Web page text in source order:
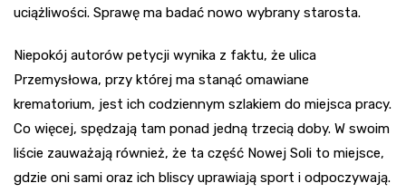
uciążliwości. Sprawę ma badać nowo wybrany starosta.
Niepokój autorów petycji wynika z faktu, że ulica
Przemysłowa, przy której ma stanąć omawiane
krematorium, jest ich codziennym szlakiem do miejsca pracy.
Co więcej, spędzają tam ponad jedną trzecią doby. W swoim
liście zauważają również, że ta część Nowej Soli to miejsce,
gdzie oni sami oraz ich bliscy uprawiają sport i odpoczywają.